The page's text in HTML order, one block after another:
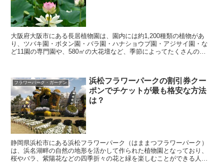
大阪府大阪市にある長居植物園は、園内には約1,200種類の植物があ
り、ツバキ園・ボタン園・バラ園・ハナショウブ園・アジサイ園・な
ど11園の専門園や、580㎡の大花壇など、季節によってたくさんの
フラワーパーク・ガーデン
浜松フラワーパークの割引券クー
ポンでチケットが最も格安な方法
は？
静岡県浜松市にある浜松フラワーパーク（はままつフラワーパーク）
は、浜名湖畔の自然の地形を活かして作られた植物園となっており、
桜やバラ、紫陽花などの四季折々の花と緑を楽しむことができる人気